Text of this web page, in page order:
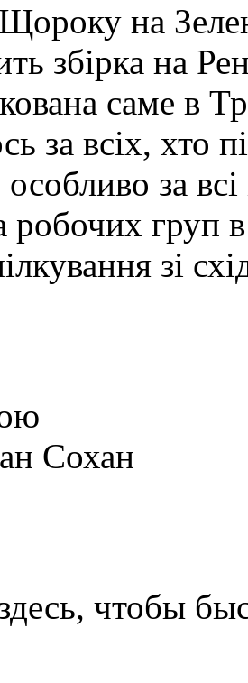
на Зелені
збірка на
саме в
за всіх, хто
за всі
робочих груп
зі
Сохан
чтобы